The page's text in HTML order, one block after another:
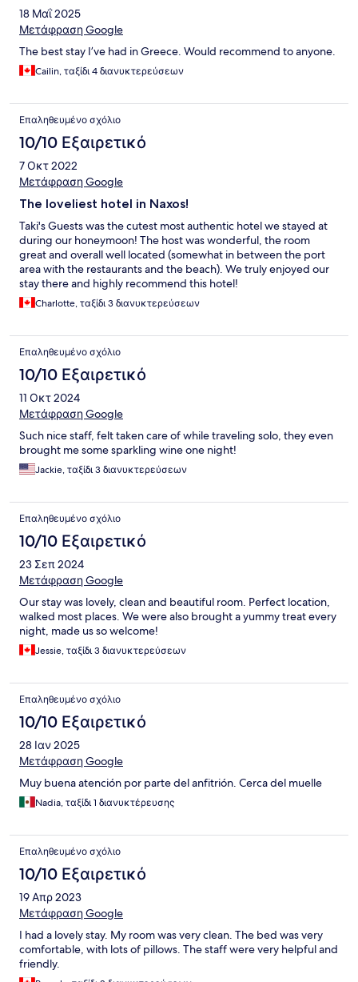
18 Μαΐ 2025
Μετάφραση Google
The best stay I’ve had in Greece. Would recommend to anyone.
Cailin, ταξίδι 4 διανυκτερεύσεων
Επαληθευμένο σχόλιο
10/10 Εξαιρετικό
7 Οκτ 2022
Μετάφραση Google
The loveliest hotel in Naxos!
Taki's Guests was the cutest most authentic hotel we stayed at
during our honeymoon! The host was wonderful, the room
great and overall well located (somewhat in between the port
area with the restaurants and the beach). We truly enjoyed our
stay there and highly recommend this hotel!
Charlotte, ταξίδι 3 διανυκτερεύσεων
Επαληθευμένο σχόλιο
10/10 Εξαιρετικό
11 Οκτ 2024
Μετάφραση Google
Such nice staff, felt taken care of while traveling solo, they even
brought me some sparkling wine one night!
Jackie, ταξίδι 3 διανυκτερεύσεων
Επαληθευμένο σχόλιο
10/10 Εξαιρετικό
23 Σεπ 2024
Μετάφραση Google
Our stay was lovely, clean and beautiful room. Perfect location,
walked most places. We were also brought a yummy treat every
night, made us so welcome!
Jessie, ταξίδι 3 διανυκτερεύσεων
Επαληθευμένο σχόλιο
10/10 Εξαιρετικό
28 Ιαν 2025
Μετάφραση Google
Muy buena atención por parte del anfitrión. Cerca del muelle
Nadia, ταξίδι 1 διανυκτέρευσης
Επαληθευμένο σχόλιο
10/10 Εξαιρετικό
19 Απρ 2023
Μετάφραση Google
I had a lovely stay. My room was very clean. The bed was very
comfortable, with lots of pillows. The staff were very helpful and
friendly.